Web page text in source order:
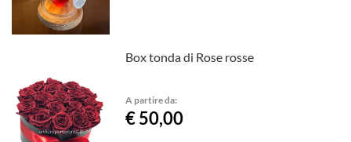
Box tonda di Rose rosse
A partire da:
€ 50,00